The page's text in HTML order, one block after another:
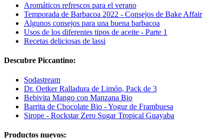
Aromáticos refrescos para el verano
Temporada de Barbacoa 2022 - Consejos de Bake Affair
Algunos consejos para una buena barbacoa
Usos de los diferentes tipos de aceite - Parte 1
Recetas deliciosas de lassi
Descubre Piccantino:
Sodastream
Dr. Oetker Ralladura de Limón, Pack de 3
Bebivita Mango con Manzana Bio
Barrita de Chocolate Bio - Yogur de Frambuesa
Sirope - Rockstar Zero Sugar Tropical Guayaba
Productos nuevos: